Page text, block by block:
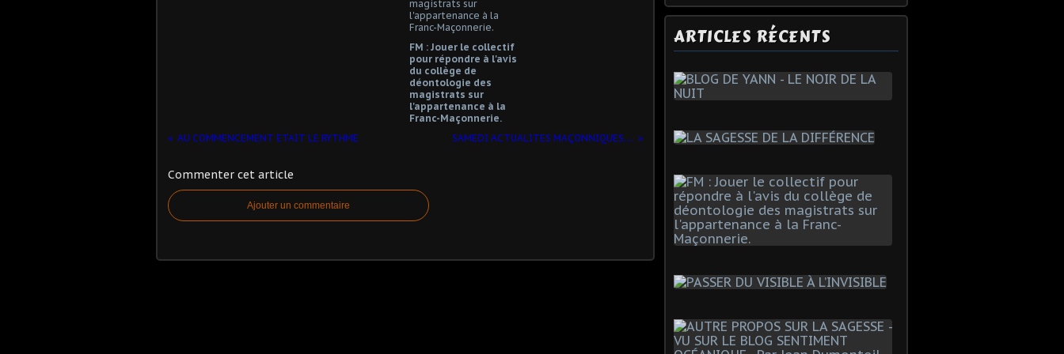
FM : Jouer le collectif
pour répondre à l'avis
du collège de
déontologie des
magistrats sur
l'appartenance à la
Franc-Maçonnerie.
AU COMMENCEMENT ETAIT LE RYTHME
SAMEDI ACTUALITES MAÇONNIQUES....
Commenter cet article
Ajouter un commentaire
ARTICLES RÉCENTS